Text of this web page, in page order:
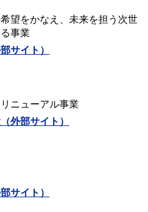
望をかなえ、未来を担う次世
事業
サイト）
ニューアル事業
外部サイト）
サイト）